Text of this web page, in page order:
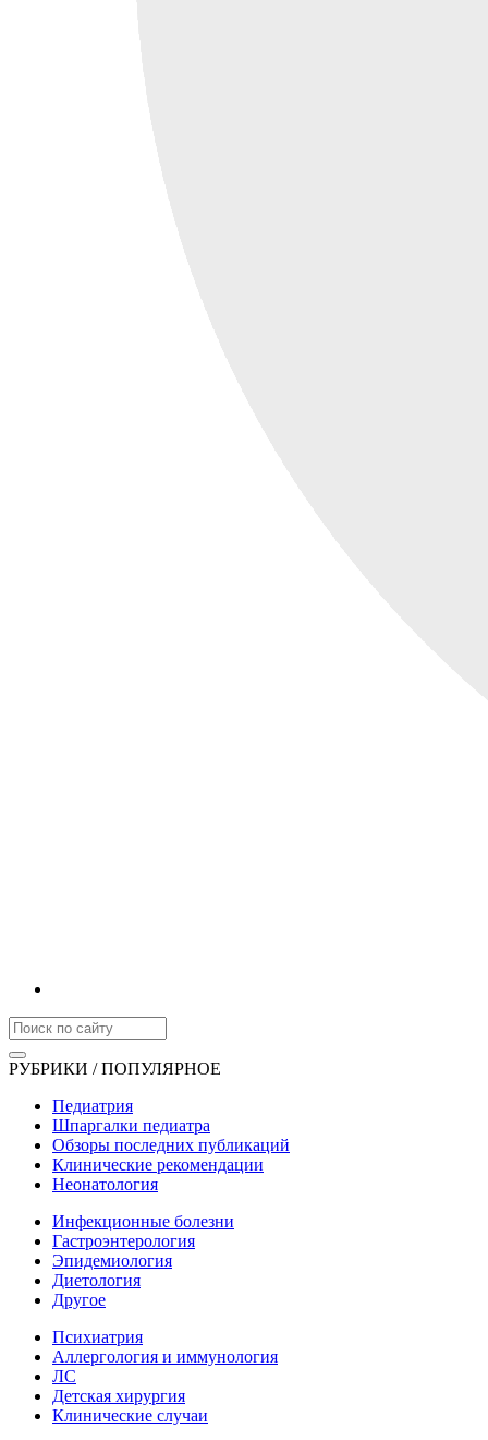
РУБРИКИ / ПОПУЛЯРНОЕ
Педиатрия
Шпаргалки педиатра
Обзоры последних публикаций
Клинические рекомендации
Неонатология
Инфекционные болезни
Гастроэнтерология
Эпидемиология
Диетология
Другое
Психиатрия
Аллергология и иммунология
ЛС
Детская хирургия
Клинические случаи